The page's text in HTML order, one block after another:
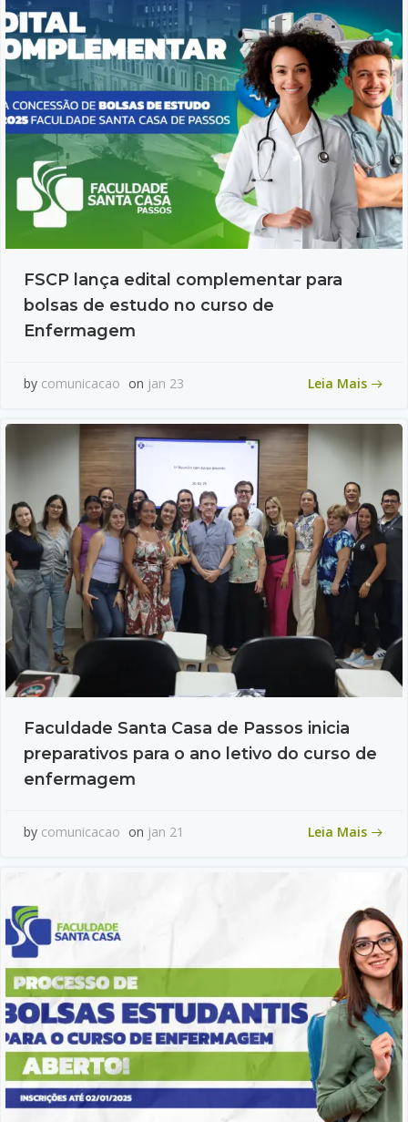
FSCP lança edital complementar para
bolsas de estudo no curso de
Enfermagem
by comunicacao on jan 23 Leia Mais
Faculdade Santa Casa de Passos inicia
preparativos para o ano letivo do curso de
enfermagem
by comunicacao on jan 21 Leia Mais